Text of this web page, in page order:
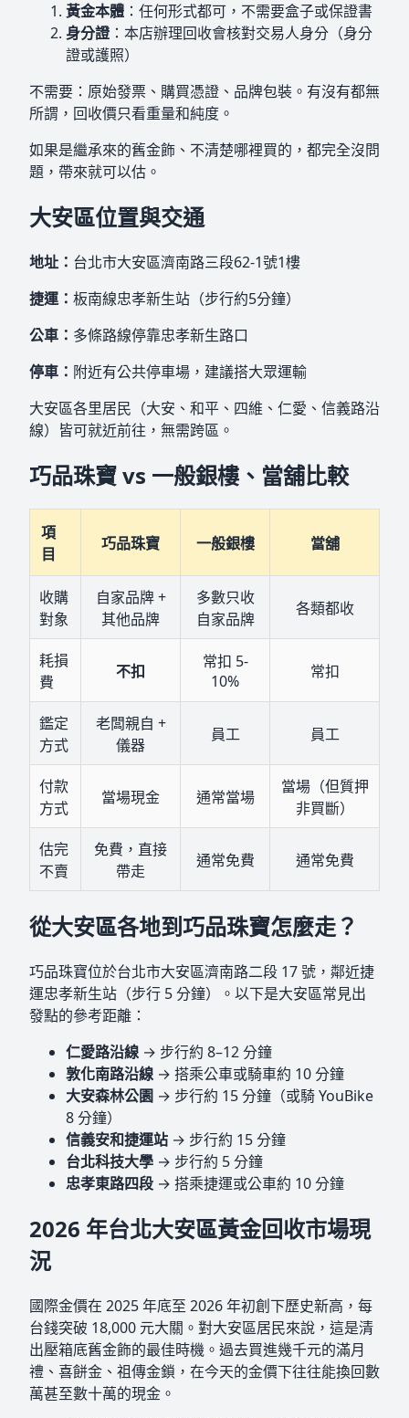
黃金本體 ：任何形式都可，不需要盒子或保證書
身分證 ：本店辦理回收會核對交易人身分（身分
證或護照）
不需要：原始發票、購買憑證、品牌包裝。有沒有都無
所謂，回收價只看重量和純度。
如果是繼承來的舊金飾、不清楚哪裡買的，都完全沒問
題，帶來就可以估。
大安區位置與交通
地址： 台北市大安區濟南路三段62-1號1樓
捷運： 板南線忠孝新生站（步行約5分鐘）
公車： 多條路線停靠忠孝新生路口
停車： 附近有公共停車場，建議搭大眾運輸
大安區各里居民（大安、和平、四維、仁愛、信義路沿
線）皆可就近前往，無需跨區。
巧品珠寶 vs 一般銀樓、當舖比較
項
目
巧品珠寶 一般銀樓 當舖
收購
對象
自家品牌 +
其他品牌
多數只收
自家品牌
各類都收
耗損
費
不扣
常扣 5-
10%
常扣
鑑定
方式
老闆親自 +
儀器
員工 員工
付款
方式
當場現金 通常當場
當場（但質押
非買斷）
估完
不賣
免費，直接
帶走
通常免費 通常免費
從大安區各地到巧品珠寶怎麼走？
巧品珠寶位於台北市大安區濟南路二段 17 號，鄰近捷
運忠孝新生站（步行 5 分鐘）。以下是大安區常見出
發點的參考距離：
仁愛路沿線 → 步行約 8–12 分鐘
敦化南路沿線 → 搭乘公車或騎車約 10 分鐘
大安森林公園 → 步行約 15 分鐘（或騎 YouBike
8 分鐘）
信義安和捷運站 → 步行約 15 分鐘
台北科技大學 → 步行約 5 分鐘
忠孝東路四段 → 搭乘捷運或公車約 10 分鐘
2026 年台北大安區黃金回收市場現
況
國際金價在 2025 年底至 2026 年初創下歷史新高，每
台錢突破 18,000 元大關。對大安區居民來說，這是清
出壓箱底舊金飾的最佳時機。過去買進幾千元的滿月
禮、喜餅金、祖傳金鎖，在今天的金價下往往能換回數
萬甚至數十萬的現金。